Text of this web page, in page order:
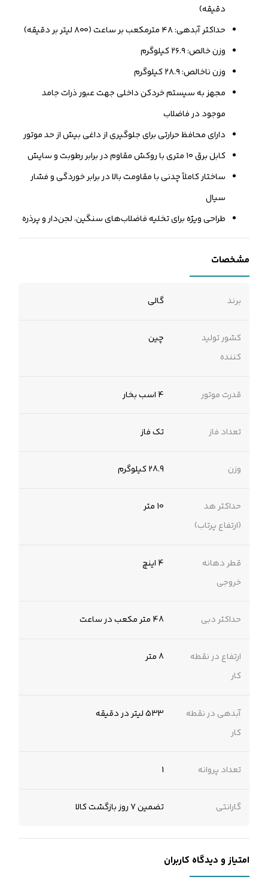
دقیقه)
حداکثر آبدهی: ۴۸ مترمکعب بر ساعت (۸۰۰ لیتر بر دقیقه)
وزن خالص: ۲۶.۹ کیلوگرم
وزن ناخالص: ۲۸.۹ کیلوگرم
مجهز به سیستم خردکن داخلی جهت عبور ذرات جامد
موجود در فاضلاب
دارای محافظ حرارتی برای جلوگیری از داغی بیش از حد موتور
کابل برق ۱۰ متری با روکش مقاوم در برابر رطوبت و سایش
ساختار کاملاً چدنی با مقاومت بالا در برابر خوردگی و فشار
سیال
طراحی ویژه برای تخلیه فاضلاب‌های سنگین، لجن‌دار و پرذره
مشخصات
برند گالی
کشور تولید
کننده
چین
قدرت موتور 4 اسب بخار
تعداد فاز تک فاز
وزن 28.9 کیلوگرم
حداکثر هد
(ارتفاع پرتاب)
10 متر
قطر دهانه
خروجی
4 اینچ
حداکثر دبی 48 متر مکعب در ساعت
ارتفاع در نقطه
کار
8 متر
آبدهی در نقطه
کار
533 لیتر در دقیقه
تعداد پروانه 1
گارانتی تضمین 7 روز بازگشت کالا
امتیاز و دیدگاه کاربران